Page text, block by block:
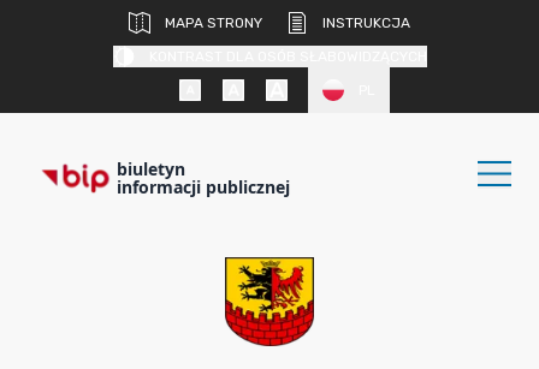
MAPA STRONY
INSTRUKCJA
biuletyn
informacji publicznej